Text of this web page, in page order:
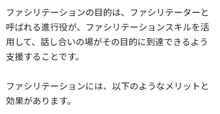
ファシリテーションの目的は、ファシリテーターと
呼ばれる進行役が、ファシリテーションスキルを活
用して、話し合いの場がその目的に到達できるよう
支援することです。
ファシリテーションには、以下のようなメリットと
効果があります。